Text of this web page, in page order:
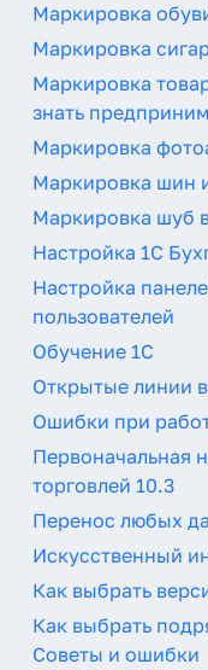
Маркировка
Маркировка
Маркировка
знать
Маркировка
Маркировка шин
Маркировка шуб
Настройка 1С
Настройка
пользователей
Обучение 1С
Открытые линии
Ошибки при
Первоначальная
торговлей 10.3
Перенос любых
Искусственный
Как выбрать
Как выбрать
Советы и ошибки